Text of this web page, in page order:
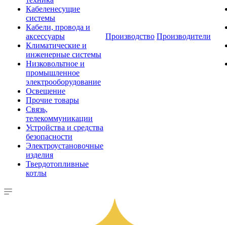
Кабеленесущие
системы
Кабели, провода и
аксессуары
Климатические и
инженерные системы
Низковольтное и
промышленное
электрооборудование
Освещение
Прочие товары
Связь,
телекоммуникации
Устройства и средства
безопасности
Электроустановочные
изделия
Твердотопливные
котлы
Производство Производители